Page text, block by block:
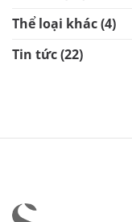
Thể loại khác(4)
Tin tức(22)